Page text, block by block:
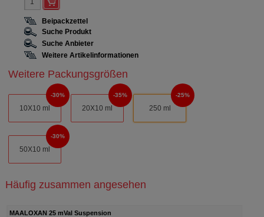
Beipackzettel
Suche Produkt
Suche Anbieter
Weitere Artikelinformationen
Weitere Packungsgrößen
10X10 ml
30%
20X10 ml
35%
250 ml
25%
50X10 ml
30%
Häufig zusammen angesehen
MAALOXAN 25 mVal Suspension